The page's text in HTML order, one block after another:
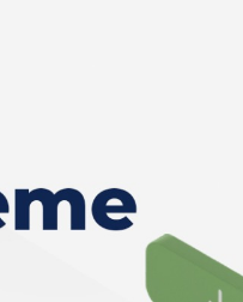
Sosyal